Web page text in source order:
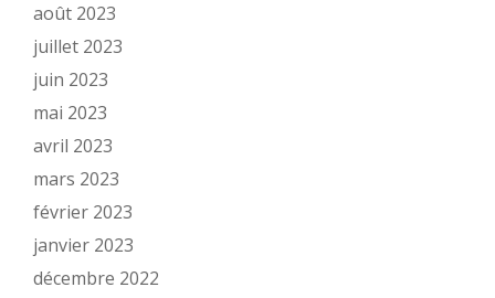
août 2023
juillet 2023
juin 2023
mai 2023
avril 2023
mars 2023
février 2023
janvier 2023
décembre 2022